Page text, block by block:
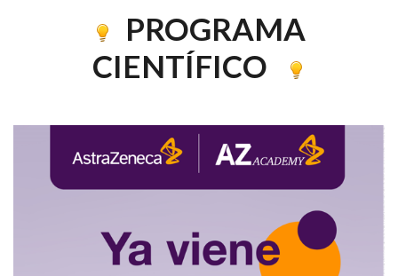
PROGRAMA
CIENTÍFICO